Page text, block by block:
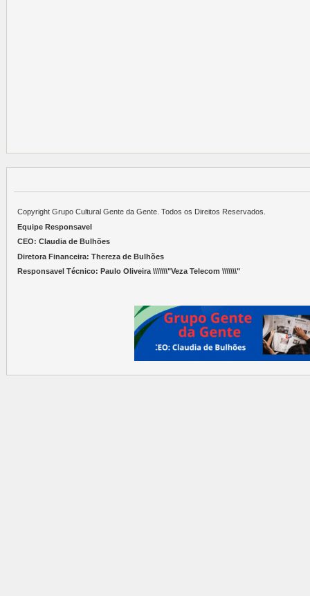
Copyright Grupo Cultural Gente da Gente. Todos os Direitos Reservados.
Equipe Responsavel
CEO: Claudia de Bulhões
Diretora Financeira: Thereza de Bulhões
Responsavel Técnico: Paulo Oliveira \\\\\\\"Veza Telecom \\\\\\\"